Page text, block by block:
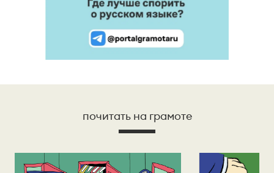
почитать на грамоте